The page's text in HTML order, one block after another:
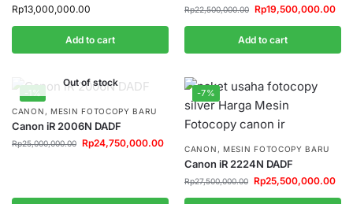
Rp13,000,000.00
Add to cart
Rp22,500,000.00 Rp19,500,000.00
Add to cart
-1%
Out of stock
CANON , MESIN FOTOCOPY BARU
Canon iR 2006N DADF
Rp25,000,000.00 Rp24,750,000.00
-7%
CANON , MESIN FOTOCOPY BARU
Canon iR 2224N DADF
Rp27,500,000.00 Rp25,500,000.00